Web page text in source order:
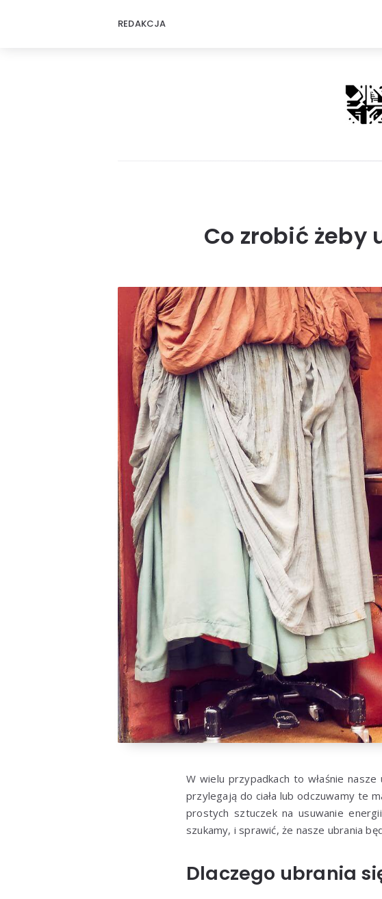
REDAKCJA
Co zrobić żeby
W wielu przypadkach to właśnie
przylegają do ciała lub odczuwamy te
prostych sztuczek na usuwanie
szukamy, i sprawić, że nasze ubrania
Dlaczego ubrania